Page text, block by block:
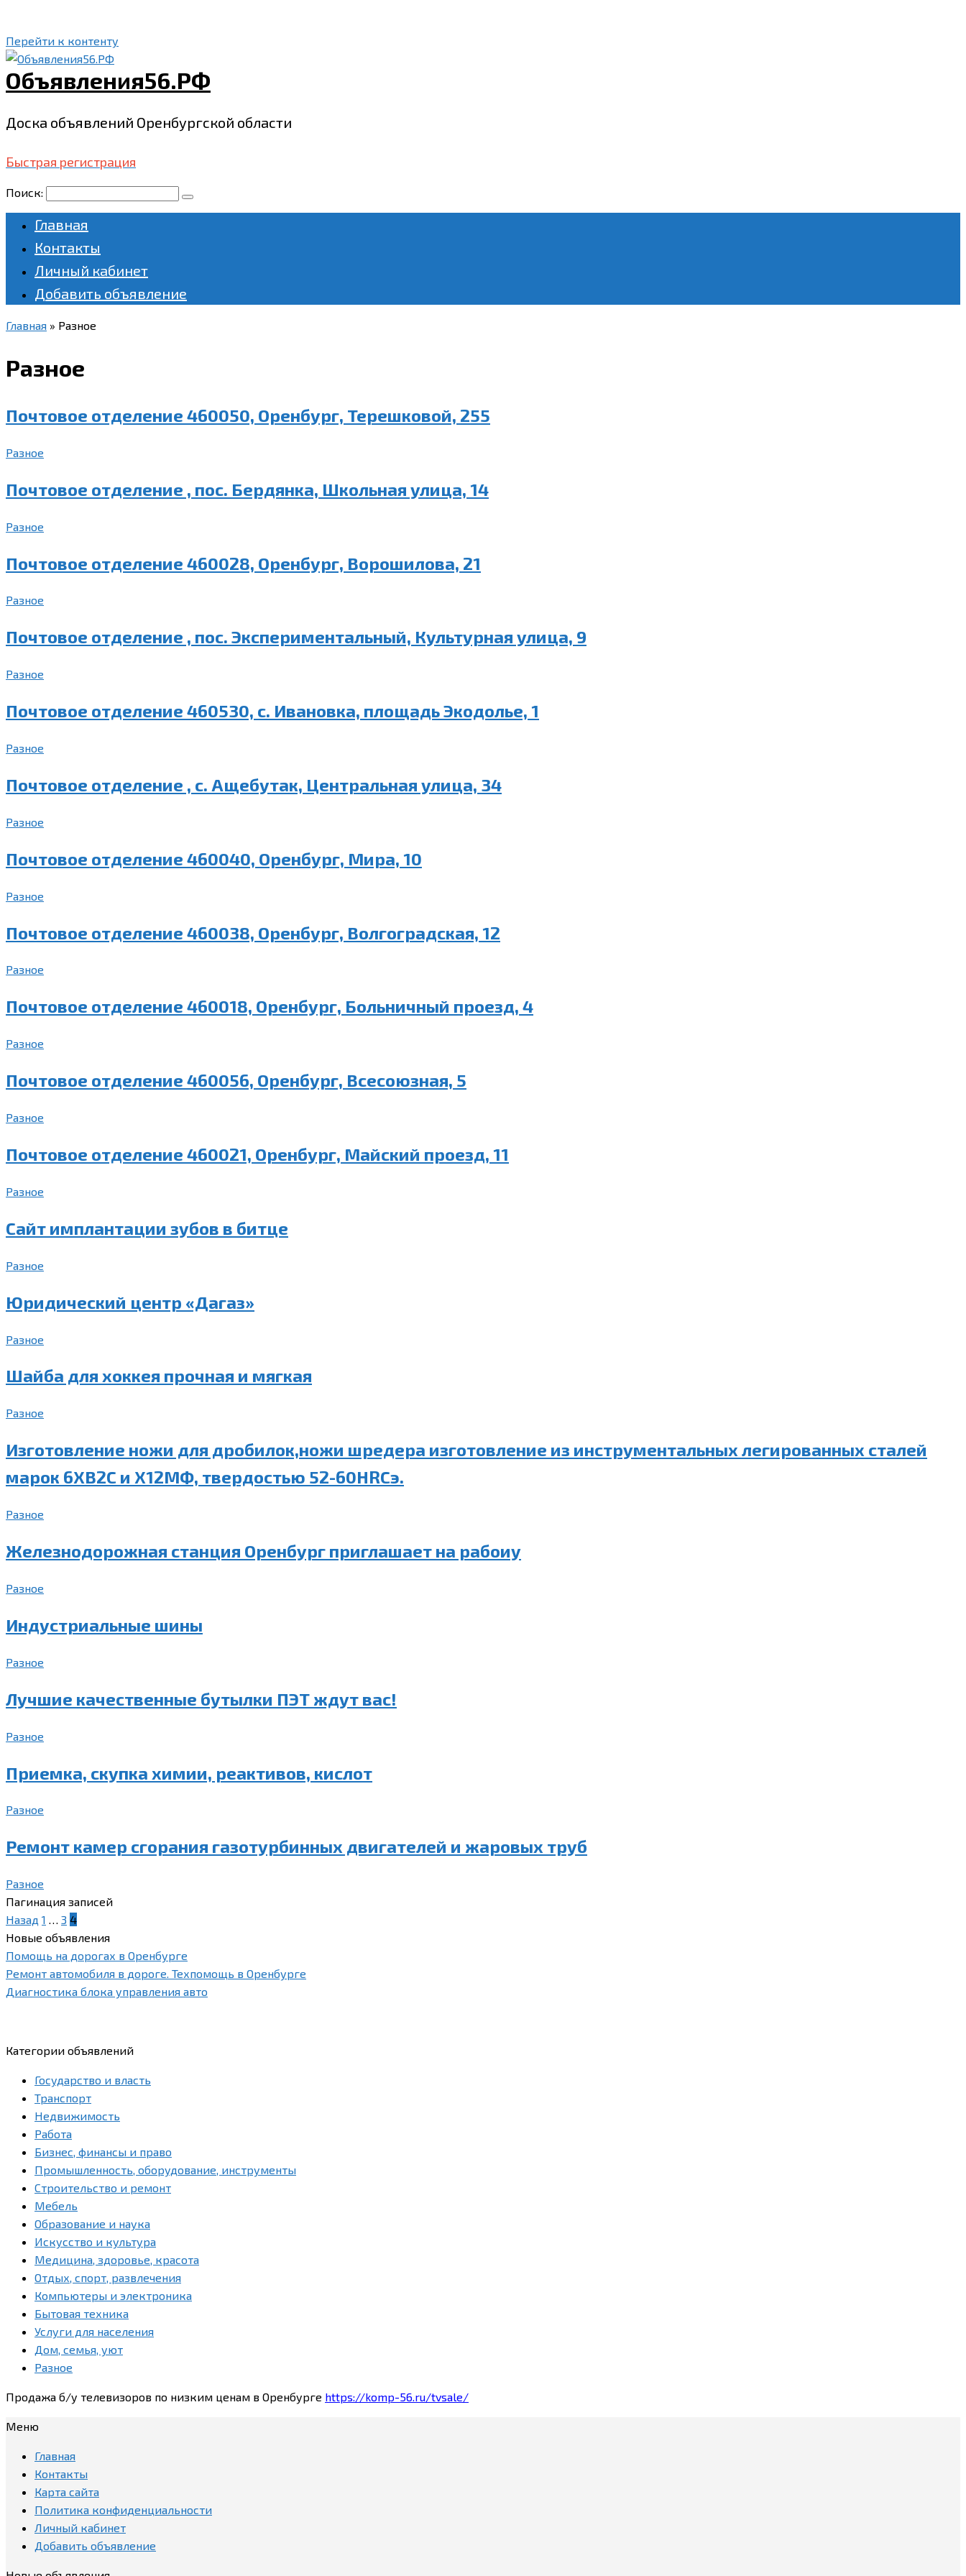
Перейти к контенту
Объявления56.РФ
Доска объявлений Оренбургской области
Быстрая регистрация
Поиск:
Главная
Контакты
Личный кабинет
Добавить объявление
Главная » Разное
Разное
Почтовое отделение 460050, Оренбург, Терешковой, 255
Разное
Почтовое отделение , пос. Бердянка, Школьная улица, 14
Разное
Почтовое отделение 460028, Оренбург, Ворошилова, 21
Разное
Почтовое отделение , пос. Экспериментальный, Культурная улица, 9
Разное
Почтовое отделение 460530, с. Ивановка, площадь Экодолье, 1
Разное
Почтовое отделение , с. Ащебутак, Центральная улица, 34
Разное
Почтовое отделение 460040, Оренбург, Мира, 10
Разное
Почтовое отделение 460038, Оренбург, Волгоградская, 12
Разное
Почтовое отделение 460018, Оренбург, Больничный проезд, 4
Разное
Почтовое отделение 460056, Оренбург, Всесоюзная, 5
Разное
Почтовое отделение 460021, Оренбург, Майский проезд, 11
Разное
Сайт имплантации зубов в битце
Разное
Юридический центр «Дагаз»
Разное
Шайба для хоккея прочная и мягкая
Разное
Изготовление ножи для дробилок,ножи шредера изготовление из инструментальных легированных сталей
марок 6ХВ2С и Х12МФ, твердостью 52-60HRCэ.
Разное
Железнодорожная станция Оренбург приглашает на рабоиу
Разное
Индустриальные шины
Разное
Лучшие качественные бутылки ПЭТ ждут вас!
Разное
Приемка, скупка химии, реактивов, кислот
Разное
Ремонт камер сгорания газотурбинных двигателей и жаровых труб
Разное
Пагинация записей
Назад 1 … 3 4
Новые объявления
Помощь на дорогах в Оренбурге
Ремонт автомобиля в дороге. Техпомощь в Оренбурге
Диагностика блока управления авто
Категории объявлений
Государство и власть
Транспорт
Недвижимость
Работа
Бизнес, финансы и право
Промышленность, оборудование, инструменты
Строительство и ремонт
Мебель
Образование и наука
Искусство и культура
Медицина, здоровье, красота
Отдых, спорт, развлечения
Компьютеры и электроника
Бытовая техника
Услуги для населения
Дом, семья, уют
Разное
Продажа б/у телевизоров по низким ценам в Оренбурге https://komp-56.ru/tvsale/
Меню
Главная
Контакты
Карта сайта
Политика конфиденциальности
Личный кабинет
Добавить объявление